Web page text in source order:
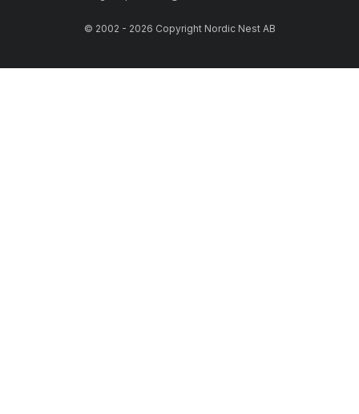
© 2002 - 2026 Copyright Nordic Nest AB